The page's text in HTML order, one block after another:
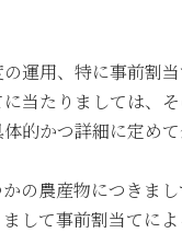
用、特に事前割
当たりましては、
的かつ詳細に定め
の農産物につきま
して事前割当てに